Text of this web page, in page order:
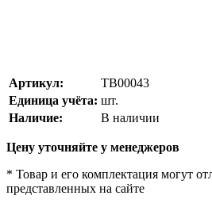
Артикул:
TB00043
Единица учёта: шт.
Наличие:
В наличии
Цену уточняйте у менеджеров
* Товар и его комплектация могут
представленных на сайте